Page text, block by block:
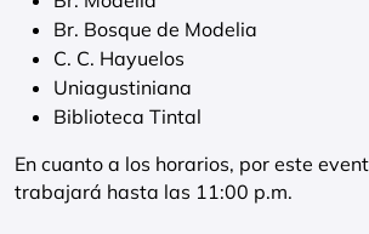
Br. Bosque de Modelia
C. C. Hayuelos
Uniagustiniana
Biblioteca Tintal
En cuanto a los horarios, por este
trabajará hasta las 11:00 p.m.